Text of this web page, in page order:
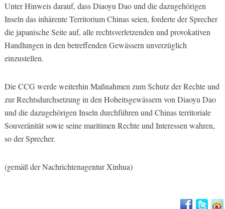
Unter Hinweis darauf, dass Diaoyu Dao und die dazugehörigen
Inseln das inhärente Territorium Chinas seien, forderte der Sprecher
die japanische Seite auf, alle rechtsverletzenden und provokativen
Handlungen in den betreffenden Gewässern unverzüglich
einzustellen.
Die CCG werde weiterhin Maßnahmen zum Schutz der Rechte und
zur Rechtsdurchsetzung in den Hoheitsgewässern von Diaoyu Dao
und die dazugehörigen Inseln durchführen und Chinas territoriale
Souveränität sowie seine maritimen Rechte und Interessen wahren,
so der Sprecher.
(gemäß der Nachrichtenagentur Xinhua)